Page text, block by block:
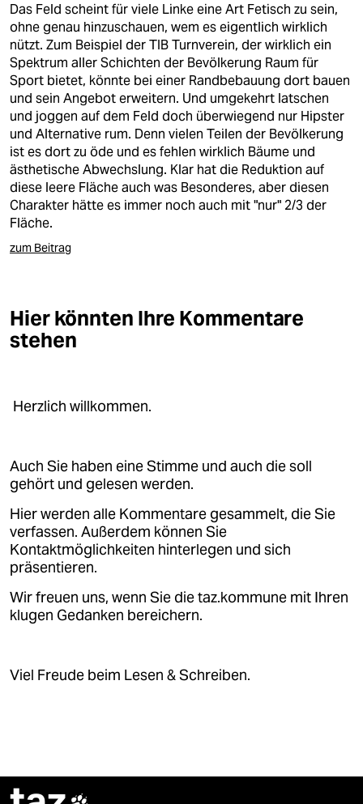
Das Feld scheint für viele Linke eine Art Fetisch zu sein,
ohne genau hinzuschauen, wem es eigentlich wirklich
nützt. Zum Beispiel der TIB Turnverein, der wirklich ein
Spektrum aller Schichten der Bevölkerung Raum für
Sport bietet, könnte bei einer Randbebauung dort bauen
und sein Angebot erweitern. Und umgekehrt latschen
und joggen auf dem Feld doch überwiegend nur Hipster
und Alternative rum. Denn vielen Teilen der Bevölkerung
ist es dort zu öde und es fehlen wirklich Bäume und
ästhetische Abwechslung. Klar hat die Reduktion auf
diese leere Fläche auch was Besonderes, aber diesen
Charakter hätte es immer noch auch mit "nur" 2/3 der
Fläche.
zum Beitrag
Hier könnten Ihre Kommentare
stehen
Herzlich willkommen.
Auch Sie haben eine Stimme und auch die soll
gehört und gelesen werden.
Hier werden alle Kommentare gesammelt, die Sie
verfassen. Außerdem können Sie
Kontaktmöglichkeiten hinterlegen und sich
präsentieren.
Wir freuen uns, wenn Sie die taz.kommune mit Ihren
klugen Gedanken bereichern.
Viel Freude beim Lesen & Schreiben.